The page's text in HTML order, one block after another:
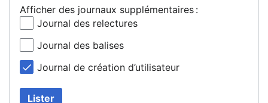
Afficher des journaux supplémentaires :
Journal des relectures
Journal des balises
Journal de création d’utilisateur
Lister